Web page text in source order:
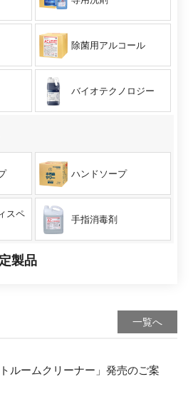
除菌用アルコール
バイオテクノロジー
ハンドソープ
スペ
手指消毒剤
製品
一覧へ
ルームクリーナー」発売のご案